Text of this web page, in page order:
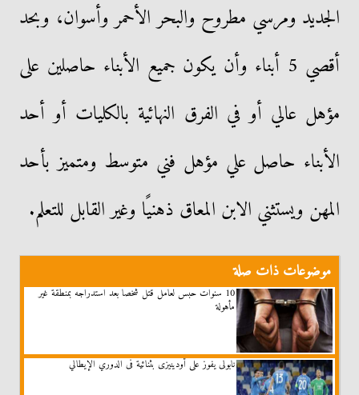
الجديد ومرسي مطروح والبحر الأحمر وأسوان، وبحد
أقصي 5 أبناء وأن يكون جميع الأبناء حاصلين على
مؤهل عالي أو في الفرق النهائية بالكليات أو أحد
الأبناء حاصل علي مؤهل فني متوسط ومتميز بأحد
المهن ويستثني الابن المعاق ذهنيًا وغير القابل للتعلم.
موضوعات ذات صلة
10 سنوات حبس لعامل قتل شخصا بعد استدراجه بمنطقة غير
مأهولة
نابولى يفوز على أودينيزى بثنائية فى الدوري الإيطالي